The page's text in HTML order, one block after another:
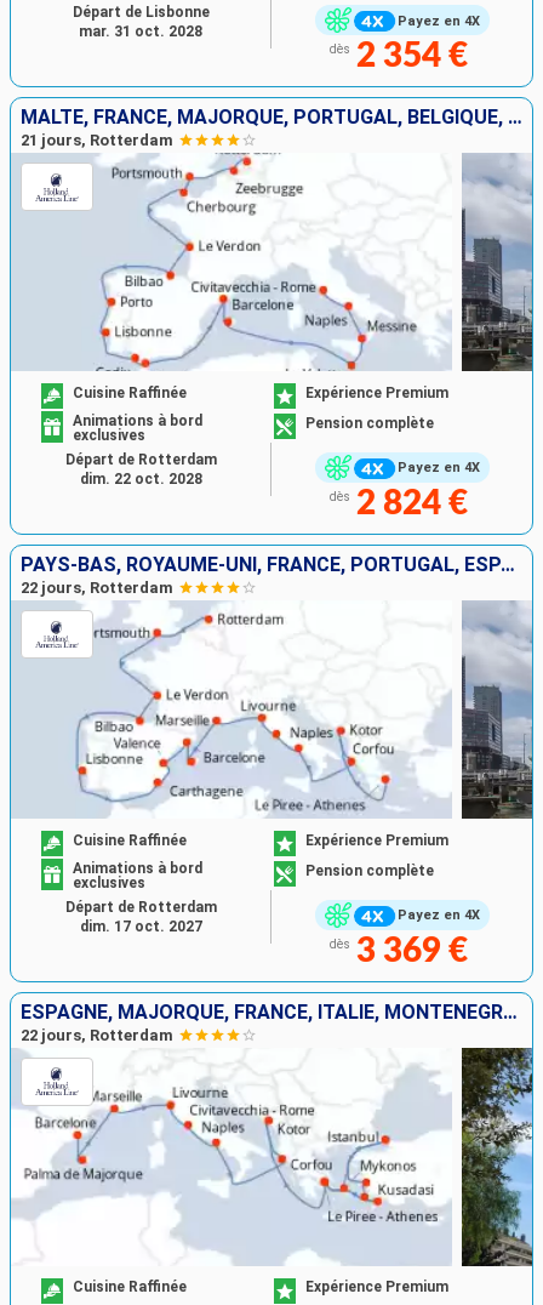
Payez en 4X
dès 2 354 €
Départ de Lisbonne
mar. 31 oct. 2028
MALTE, FRANCE, MAJORQUE, PORTUGAL, BELGIQUE, ITALIE, ROYAUME-UNI, ESPAGNE, GIBRALTAR, PAYS-BAS
21 jours, Rotterdam
Payez en 4X
Cuisine Raffinée
Expérience Premium
Animations à bord
exclusives
Pension complète
dès 2 824 €
Départ de Rotterdam
dim. 22 oct. 2028
PAYS-BAS, ROYAUME-UNI, FRANCE, PORTUGAL, ESPAGNE, MAJORQUE, ITALIE, GRÈCE, MONTÉNÉGRO
22 jours, Rotterdam
Payez en 4X
Cuisine Raffinée
Expérience Premium
Animations à bord
exclusives
Pension complète
dès 3 369 €
Départ de Rotterdam
dim. 17 oct. 2027
ESPAGNE, MAJORQUE, FRANCE, ITALIE, MONTÉNÉGRO, TURQUIE, GRÈCE
22 jours, Rotterdam
Cuisine Raffinée
Expérience Premium